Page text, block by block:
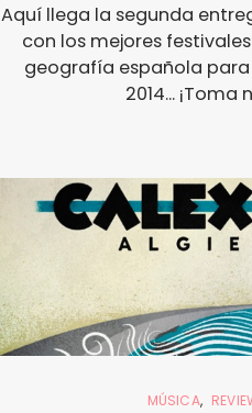
Aquí llega la segunda
con los mejores
geografía española
2014... ¡Toma
MÚSICA